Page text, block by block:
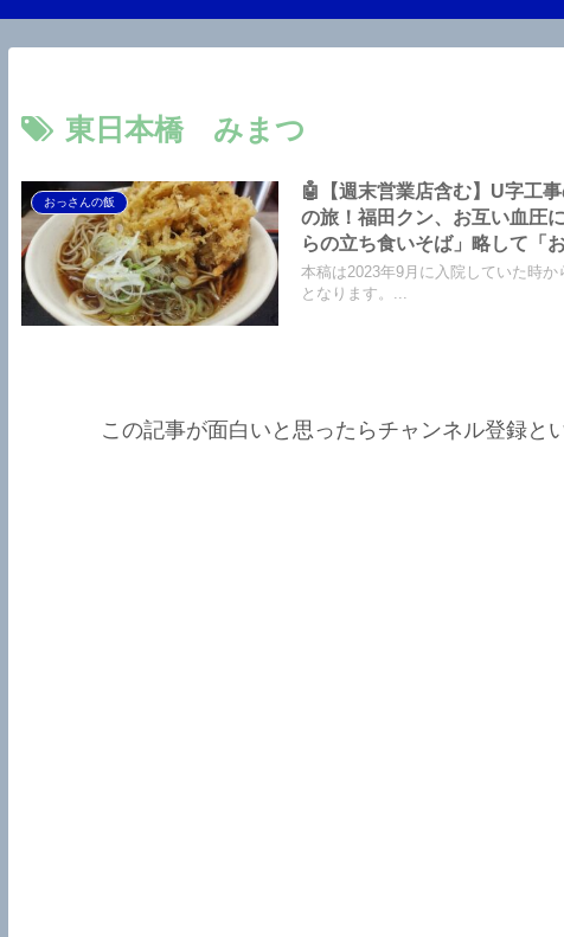
東日本橋 みまつ
おっさんの飯
🤖【週末営業店含む】U字工事の蕎
の旅！福田クン、お互い血圧
らの立ち食いそば」略して「
本稿は2023年9月に入院していた時
となります。...
この記事が面白いと思ったらチャンネル登録と